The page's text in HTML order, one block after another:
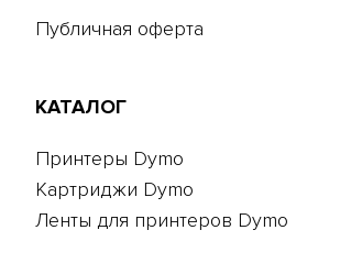
Публичная оферта
КАТАЛОГ
Принтеры Dymo
Картриджи Dymo
Ленты для принтеров Dymo